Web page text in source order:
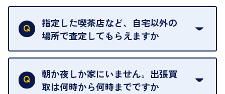
18歳未満の方は、保護者の同意があってもご利用い
ただけません。
指定した喫茶店など、自宅以外の
場所で査定してもらえますか
ご自宅以外での査定はお引き受けできません。ご指
定のお店や、ほかのお客様への迷惑となることが考
えられるためです。
朝か夜しか家にいません。出張買
取は何時から何時までですか